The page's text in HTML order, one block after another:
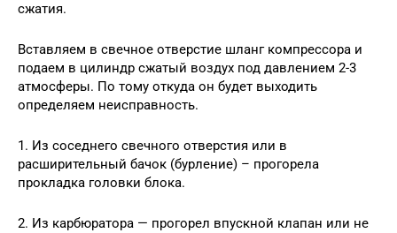
сжатия.
Вставляем в свечное отверстие шланг компрессора и
подаем в цилиндр сжатый воздух под давлением 2-3
атмосферы. По тому откуда он будет выходить
определяем неисправность.
1. Из соседнего свечного отверстия или в
расширительный бачок (бурление) – прогорела
прокладка головки блока.
2. Из карбюратора — прогорел впускной клапан или не